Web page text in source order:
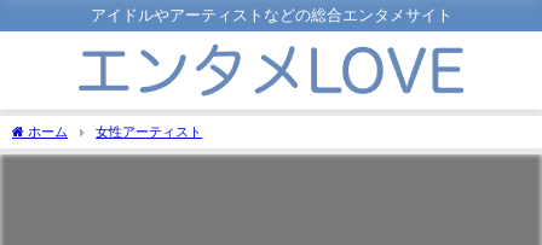
アイドルやアーティストなどの総合エンタメサイト
ホーム 女性アーティスト